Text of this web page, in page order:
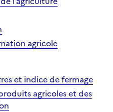
agricole
et indice de fermage
agricoles et des